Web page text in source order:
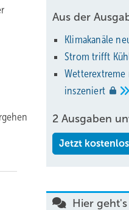
Aus der
Klimakanäle
Strom trifft
inszeniert
2 Ausgaben
Jetzt
Hier